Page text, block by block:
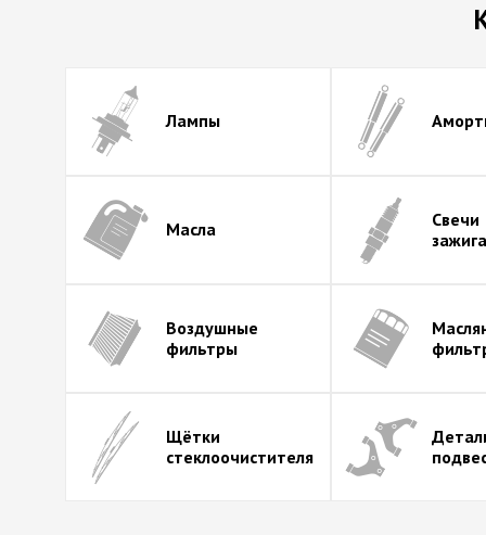
Лампы
Масла
Свечи
Воздушные
фильтры
Щётки
стеклоочистителя